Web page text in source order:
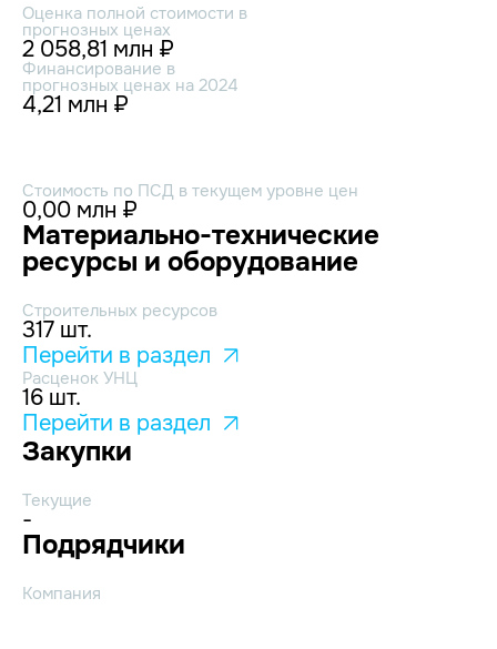
Оценка полной стоимости в
прогнозных ценах
2 058,81 млн ₽
Финансирование в
прогнозных ценах на 2024
4,21 млн ₽
Стоимость по ПСД в текущем уровне цен
0,00 млн ₽
Материально-технические
ресурсы и оборудование
Строительных ресурсов
317 шт.
Перейти в раздел
Расценок УНЦ
16 шт.
Перейти в раздел
Закупки
Текущие
-
Подрядчики
Компания